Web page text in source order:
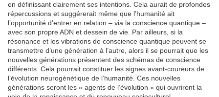
en définissant clairement ses intentions. Cela aurait de profondes
répercussions et suggérerait même que l’humanité ait
l’opportunité d’entrer en relation – via la conscience quantique –
avec son propre ADN et dessein de vie. Par ailleurs, si la
résonance et les vibrations de conscience quantique peuvent se
transmettre d’une génération à l’autre, alors il se pourrait que les
nouvelles générations présentent des schémas de conscience
différents. Cela pourrait constituer les signes avant-coureurs de
l’évolution neurogénétique de l’humanité. Ces nouvelles
générations seront les « agents de l’évolution » qui ouvriront la